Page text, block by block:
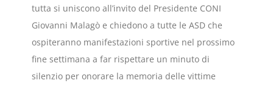
tutta si uniscono all’invito del Presidente CONI
Giovanni Malagò e chiedono a tutte le ASD che
ospiteranno manifestazioni sportive nel prossimo
fine settimana a far rispettare un minuto di
silenzio per onorare la memoria delle vittime